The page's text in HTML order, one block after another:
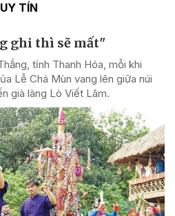
TÍN
ghi thì sẽ mất"
tỉnh Thanh Hóa, mỗi khi
Lễ Chá Mùn vang lên giữa núi
già làng Lò Viết Lâm.